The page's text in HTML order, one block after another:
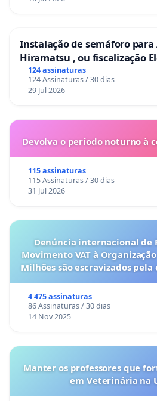
Instalação de semáforo para
Hiramatsu , ou fiscalização
124 assinaturas
124 Assinaturas / 30 dias
29 Jul 2026
Devolva o período noturno à
115 assinaturas
115 Assinaturas / 30 dias
31 Jul 2026
Denúncia internacional de
Movimento VAT à
Milhões são escravizados pela
4 475 assinaturas
86 Assinaturas / 30 dias
14 Nov 2025
Manter os professores que
em Veterinária na